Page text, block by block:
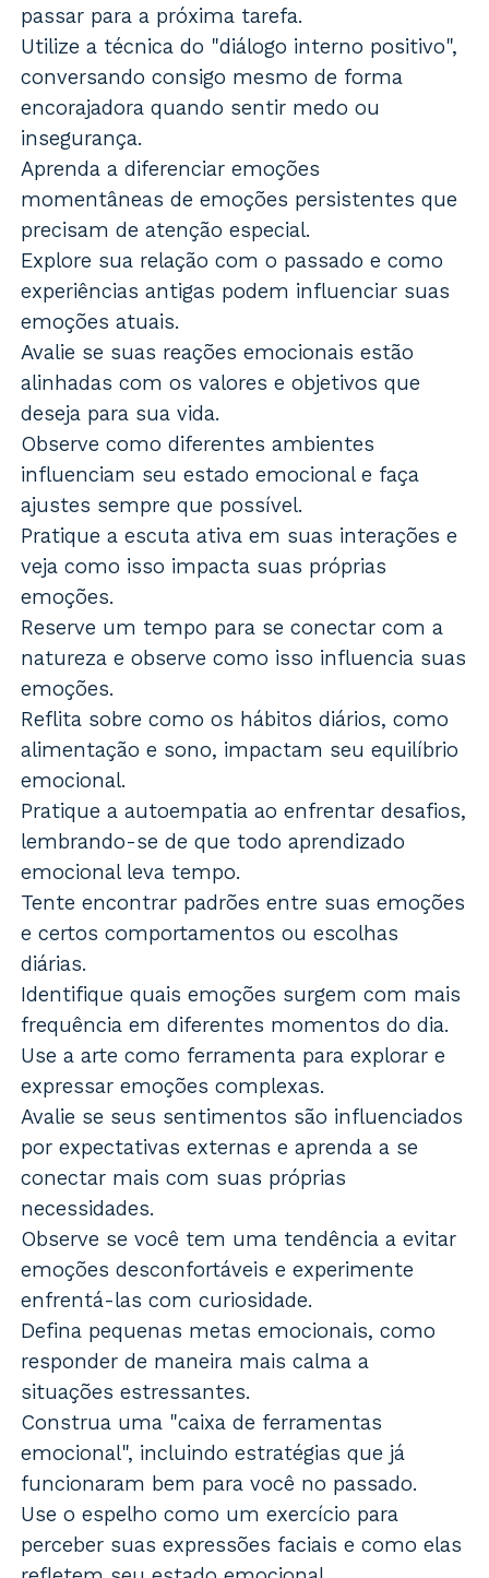
passar para a próxima tarefa.
Utilize a técnica do "diálogo interno positivo",
conversando consigo mesmo de forma
encorajadora quando sentir medo ou
insegurança.
Aprenda a diferenciar emoções
momentâneas de emoções persistentes que
precisam de atenção especial.
Explore sua relação com o passado e como
experiências antigas podem influenciar suas
emoções atuais.
Avalie se suas reações emocionais estão
alinhadas com os valores e objetivos que
deseja para sua vida.
Observe como diferentes ambientes
influenciam seu estado emocional e faça
ajustes sempre que possível.
Pratique a escuta ativa em suas interações e
veja como isso impacta suas próprias
emoções.
Reserve um tempo para se conectar com a
natureza e observe como isso influencia suas
emoções.
Reflita sobre como os hábitos diários, como
alimentação e sono, impactam seu equilíbrio
emocional.
Pratique a autoempatia ao enfrentar desafios,
lembrando-se de que todo aprendizado
emocional leva tempo.
Tente encontrar padrões entre suas emoções
e certos comportamentos ou escolhas
diárias.
Identifique quais emoções surgem com mais
frequência em diferentes momentos do dia.
Use a arte como ferramenta para explorar e
expressar emoções complexas.
Avalie se seus sentimentos são influenciados
por expectativas externas e aprenda a se
conectar mais com suas próprias
necessidades.
Observe se você tem uma tendência a evitar
emoções desconfortáveis e experimente
enfrentá-las com curiosidade.
Defina pequenas metas emocionais, como
responder de maneira mais calma a
situações estressantes.
Construa uma "caixa de ferramentas
emocional", incluindo estratégias que já
funcionaram bem para você no passado.
Use o espelho como um exercício para
perceber suas expressões faciais e como elas